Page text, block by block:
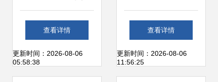
全攻略 市场、服务
与在线平台详解
查看详情
更新时间：2026-08-06
05:58:38
荣威i6火热销售
中，诚邀您到店品
查看详情
更新时间：2026-08-06
11:56:25